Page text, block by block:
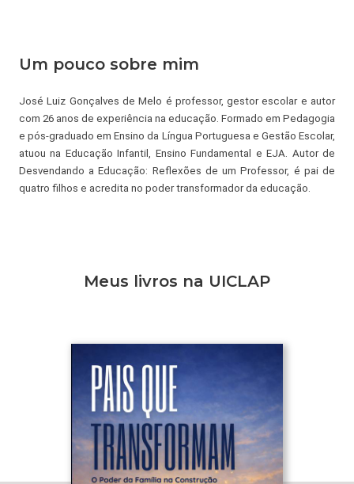
Um pouco sobre mim
José Luiz Gonçalves de Melo é professor, gestor escolar e autor
com 26 anos de experiência na educação. Formado em Pedagogia
e pós-graduado em Ensino da Língua Portuguesa e Gestão Escolar,
atuou na Educação Infantil, Ensino Fundamental e EJA. Autor de
Desvendando a Educação: Reflexões de um Professor, é pai de
quatro filhos e acredita no poder transformador da educação.
Meus livros na UICLAP